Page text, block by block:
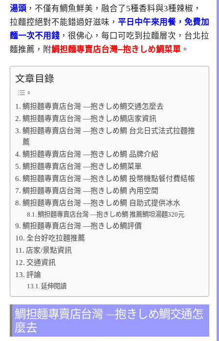
湯頭 ，不僅有鯛魚鮮美，融合了5種香料與3種辣椒，
拉麵控絕對不能錯過好滋味， 平日中午來用餐，免費加
麵一次不用錢 ，很佛心，每口可吃到拉麵層次，台北拉
麵推薦 ，附鯛担麵專賣店台灣—抱きしめ鯛菜單 。
文章目錄
鯛担麵專賣店台灣 —抱きしめ鯛交通怎麼去
鯛担麵專賣店台灣 —抱きしめ鯛店家資訊
鯛担麵專賣店台灣 —抱きしめ鯛 台北日式法式拉麵推
薦
鯛担麵專賣店台灣 —抱きしめ鯛 品牌介紹
鯛担麵專賣店台灣 —抱きしめ鯛菜單
鯛担麵專賣店台灣 —抱きしめ鯛 投幣機點餐付費結帳
鯛担麵專賣店台灣 —抱きしめ鯛 內用空間
鯛担麵專賣店台灣 —抱きしめ鯛 自助式提供冰水
鯛担麵專賣店台灣 —抱きしめ鯛 推薦鯛坦湯麵320元
鯛担麵專賣店台灣 —抱きしめ鯛評價
全台好吃拉麵推薦
店家/景點資訊
交通資訊
評論
延伸閱讀
鯛担麵專賣店台灣 —抱きしめ鯛交通怎
麼去